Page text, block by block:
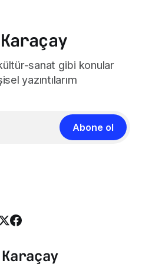
sanat gibi konular
yazıntılarım
Abone ol